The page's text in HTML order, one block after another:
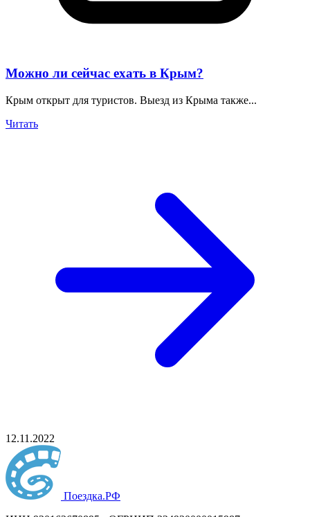
Можно ли сейчас ехать в Крым?
Крым открыт для туристов. Выезд из Крыма также...
Читать
12.11.2022
Поездка.РФ